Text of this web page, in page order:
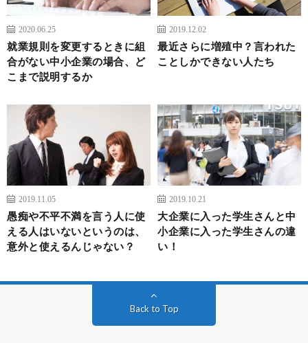
2020.06.25
就業規則を変更するときに組
合がない中小企業の場合、ど
こまで説明するか
2019.12.02
最近さらに増殖中？言われた
ことしかできない人たち
2019.11.05
愚痴や不平不満を言う人に使
える人はいないというのは、
意外と使えるんじゃない？
2019.10.21
大企業に入った学生さんと中
小企業に入った学生さんの違
い！
Back to Top